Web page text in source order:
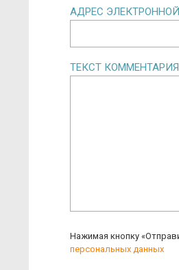
АДРЕС
ТЕКСТ КОММЕНТАРИЯ
Нажимая кнопку
персональных данных